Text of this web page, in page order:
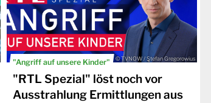
"Angriff auf unsere Kinder" © TVNOW / Stefan Gregorowius
"RTL Spezial" löst noch vor
Ausstrahlung Ermittlungen aus